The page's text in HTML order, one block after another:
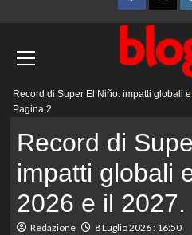
Facebook
principale
Record di Super El Niño: impatti globali
Pagina 2
Record di
impatti globali
2026 e il 2027.
Redazione 8 Luglio 2026 : 16:50